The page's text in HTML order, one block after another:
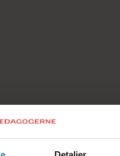
forlænget daglig